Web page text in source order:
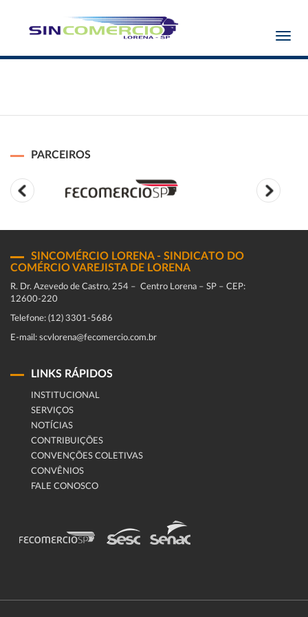
PARCEIROS
SINCOMÉRCIO LORENA - SINDICATO DO
COMÉRCIO VAREJISTA DE LORENA
R. Dr. Azevedo de Castro, 254 – Centro Lorena – SP – CEP:
12600-220
Telefone: (12) 3301-5686
E-mail: scvlorena@fecomercio.com.br
LINKS RÁPIDOS
INSTITUCIONAL
SERVIÇOS
NOTÍCIAS
CONTRIBUIÇÕES
CONVENÇÕES COLETIVAS
CONVÊNIOS
FALE CONOSCO